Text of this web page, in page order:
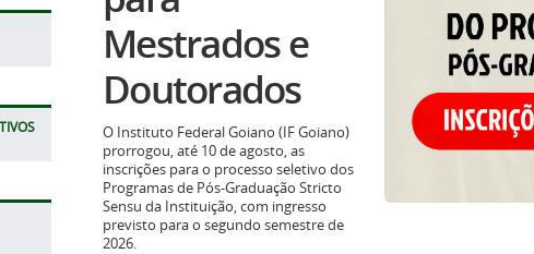
Mestrados e
Doutorados
O Instituto Federal Goiano (IF Goiano)
prorrogou, até 10 de agosto, as
inscrições para o processo seletivo dos
Programas de Pós-Graduação Stricto
Sensu da Instituição, com ingresso
previsto para o segundo semestre de
2026.